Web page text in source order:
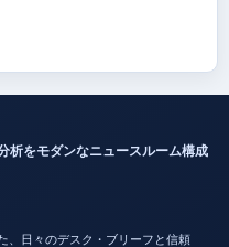
析をモダンなニュースルーム構成
、日々のデスク・ブリーフと信頼